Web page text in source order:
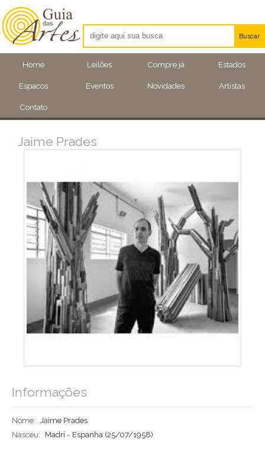
Home Leilões Compre já Estados
Espacos Eventos Novidades Artistas
Contato
Buscar
Artistas
Eventos
Jaime Prades
Informações
Nome: Jaime Prades
Nasceu:
Madri - Espanha (25/07/1958)